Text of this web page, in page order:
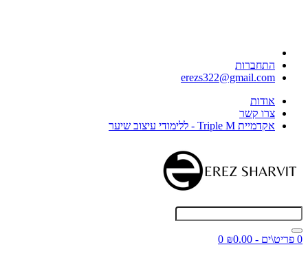
התחברות
erezs322@gmail.com
אודות
צרו קשר
אקדמיית Triple M - ללימודי עיצוב שיער
0 פריט\ים - ₪0.00
0